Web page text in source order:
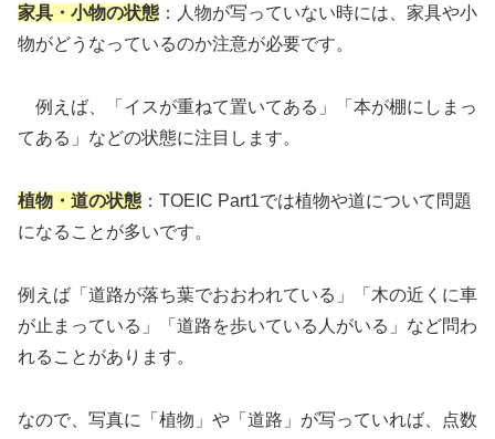
家具・小物の状態 ：人物が写っていない時には、家具や小
物がどうなっているのか注意が必要です。
例えば、「イスが重ねて置いてある」「本が棚にしまっ
てある」などの状態に注目します。
植物・道の状態 ：TOEIC Part1では植物や道について問題
になることが多いです。
例えば「道路が落ち葉でおおわれている」「木の近くに車
が止まっている」「道路を歩いている人がいる」など問わ
れることがあります。
なので、写真に「植物」や「道路」が写っていれば、点数